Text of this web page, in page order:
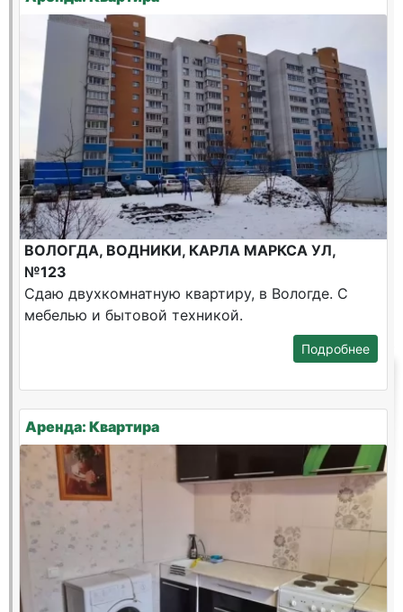
ВОЛОГДА, ВОДНИКИ, КАРЛА МАРКСА УЛ,
№123
Сдаю двухкомнатную квартиру, в Вологде. С
мебелью и бытовой техникой.
Подробнее
Аренда: Квартира